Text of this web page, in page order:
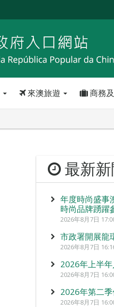
來澳旅遊 商務
最新
年度時尚盛事
時尚品牌踴躍
2026年8月7日
市政署開展龍
2026年8月7日
2026年上半
2026年8月7日
2026年第二
2026年8月7日